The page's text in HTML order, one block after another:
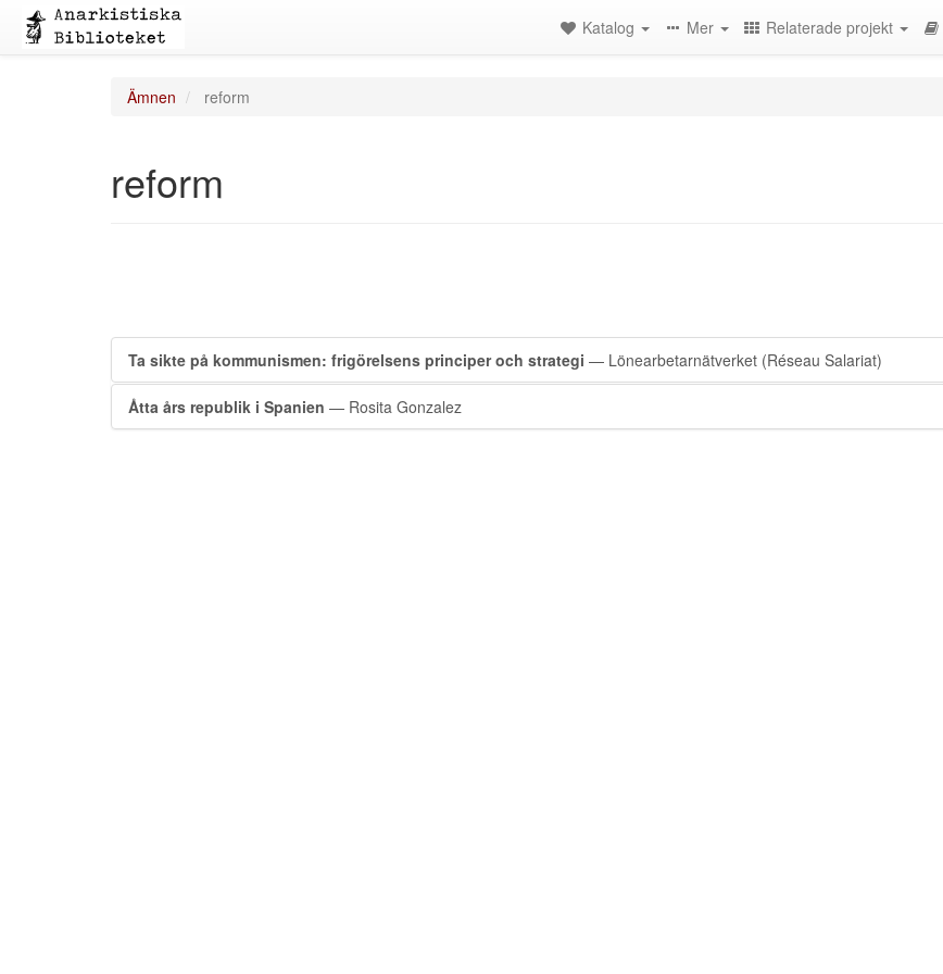
Katalog Mer Relaterade projekt
Ämnen reform
reform
Ta sikte på kommunismen: frigörelsens principer och strategi — Lönearbetarnätverket (Réseau Salariat)
Åtta års republik i Spanien — Rosita Gonzalez